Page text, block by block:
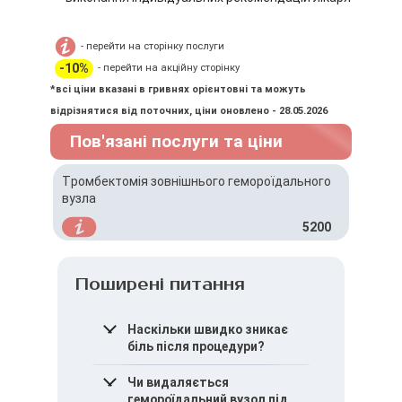
- перейти на сторінку послуги
-10%
- перейти на акційну сторінку
*всі ціни вказані в гривнях орієнтовні та можуть
відрізнятися від поточних, ціни оновлено - 28.05.2026
Пов'язані послуги та ціни
Тромбектомія зовнішнього гемороїдального
вузла
5200
Поширені питання
Наскільки швидко зникає
біль після процедури?
Полегшення зазвичай
Чи видаляється